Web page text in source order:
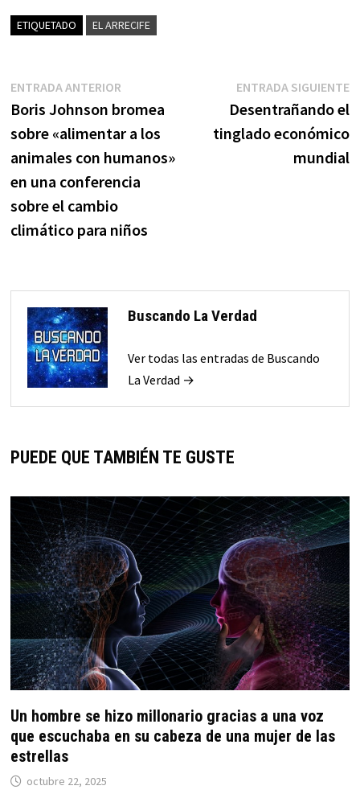
ETIQUETADO EL ARRECIFE
Navegación
de
entradas
ENTRADA ANTERIOREntrada
anterior:
Boris Johnson bromea
sobre «alimentar a los
animales con humanos»
en una conferencia
sobre el cambio
climático para niños
ENTRADA SIGUIENTE
Desentrañando el
tinglado económico
mundial
Buscando La Verdad
Ver todas las entradas de Buscando
La Verdad →
PUEDE QUE TAMBIÉN TE GUSTE
Un hombre se hizo millonario gracias a una voz
que escuchaba en su cabeza de una mujer de las
estrellas
octubre 22, 2025